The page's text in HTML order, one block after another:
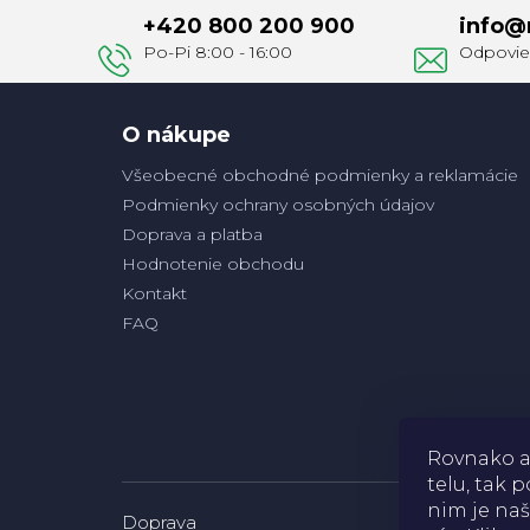
Rovnako
telu, tak
nim je
info@
+420 800 200 900
O nákupe
Všeobecné obchodné podmienky a reklamácie
Podmienky ochrany osobných údajov
Doprava a platba
Hodnotenie obchodu
Kontakt
FAQ
Doprava